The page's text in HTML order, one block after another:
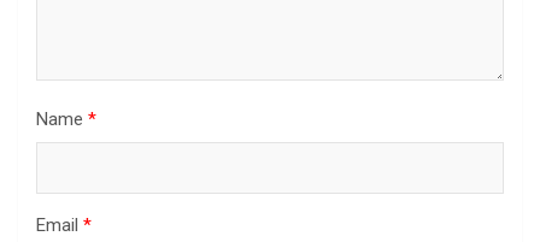
Name *
Email *